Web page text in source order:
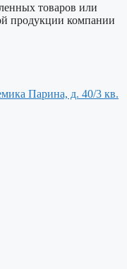
товаров или
продукции компании
Парина, д. 40/3 кв.